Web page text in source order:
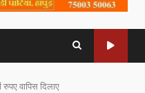
वापिस दिलाए